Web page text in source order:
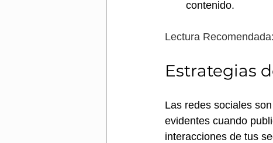
contenido.
Lectura Recomendada:
Estrategias
Las redes sociales
evidentes cuando
interacciones de tus